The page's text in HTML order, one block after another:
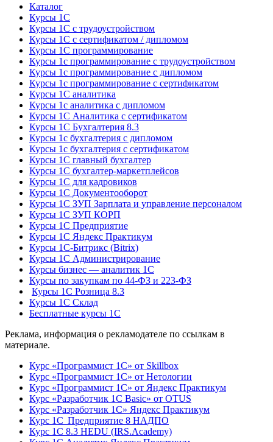
Каталог
Курсы 1С
Курсы 1С с трудоустройством
Курсы 1С с сертификатом / дипломом
Курсы 1С программирование
Курсы 1с программирование с трудоустройством
Курсы 1с программирование с дипломом
Курсы 1с программирование с сертификатом
Курсы 1С аналитика
Курсы 1с аналитика с дипломом
Курсы 1С Аналитика с сертификатом
Курсы 1С Бухгалтерия 8.3
Курсы 1с бухгалтерия с дипломом
Курсы 1с бухгалтерия с сертификатом
Курсы 1С главный бухгалтер
Курсы 1С бухгалтер-маркетплейсов
Курсы 1С для кадровиков
Курсы 1С Документооборот
Курсы 1С ЗУП Зарплата и управление персоналом
Курсы 1С ЗУП КОРП
Курсы 1С Предприятие
Курсы 1С Яндекс Практикум
Курсы 1С-Битрикс (Bitrix)
Курсы 1С Администрирование
Курсы бизнес — аналитик 1С
Курсы по закупкам по 44‑ФЗ и 223‑ФЗ
Курсы 1С Розница 8.3
Курсы 1С Склад
Бесплатные курсы 1С
Реклама, информация о рекламодателе по ссылкам в
материале.
Курс «Программист 1С» от Skillbox
Курс «Программист 1С» от Нетологии
Курс «Программист 1С» от Яндекс Практикум
Курс «Разработчик 1С Basic» от OTUS
Курс «Разработчик 1С» Яндекс Практикум
Курс 1С Предприятие 8 НАДПО
Курс 1С 8.3 HEDU (IRS.Academy)